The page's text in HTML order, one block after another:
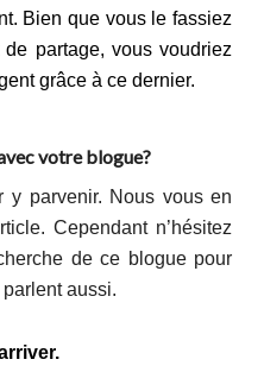
Bien que vous le fassiez
partage, vous voudriez
grâce à ce dernier.
votre blogue?
y parvenir. Nous vous en
Cependant n’hésitez
de ce blogue pour
aussi.